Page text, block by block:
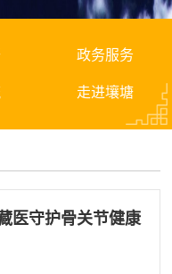
政务服务
走进壤塘
医守护骨关节健康